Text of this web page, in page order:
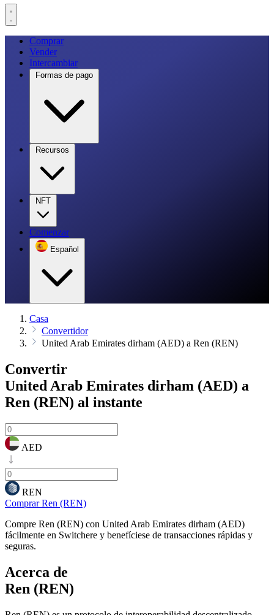
Comprar
Vender
Intercambiar
Formas de pago
Recursos
NFT
Comenzar
Español
Casa
Convertidor
United Arab Emirates dirham (AED) a Ren (REN)
Convertir
United Arab Emirates dirham (AED) a
Ren (REN) al instante
AED
REN
Comprar Ren (REN)
Compre Ren (REN) con United Arab Emirates dirham (AED)
fácilmente en Switchere y benefíciese de transacciones rápidas y
seguras.
Acerca de
Ren (REN)